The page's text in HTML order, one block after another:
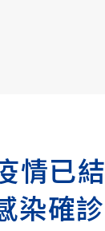
情已
染確診